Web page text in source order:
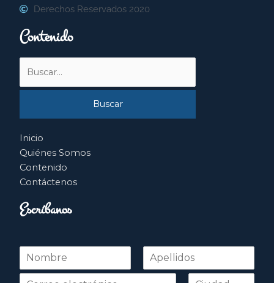
Derechos Reservados 2020
Contenido
por:
Inicio
Quiénes Somos
Contenido
Contáctenos
Escríbanos
N
m
Nombre Apellidos